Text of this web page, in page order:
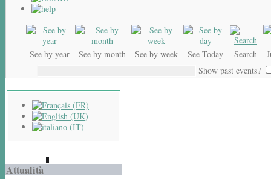
See by year See by month See by week See Today Search
Show past events?
Attualità